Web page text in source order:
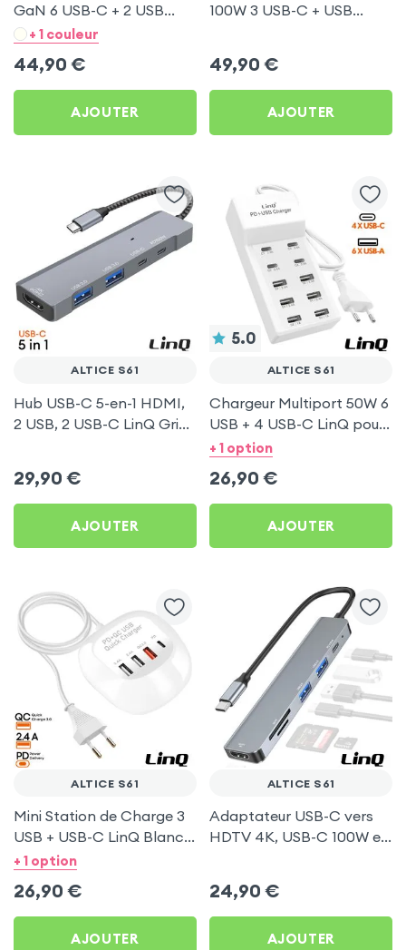
GaN 6 USB-C + 2 USB
Noir pour Altice S61
+ 1 couleur
44,90 €
AJOUTER
100W 3 USB-C + USB
49,90 €
AJOUTER
ALTICE S61
Hub USB-C 5-en-1 HDMI,
2 USB, 2 USB-C LinQ Gris
29,90 €
AJOUTER
5.0
ALTICE S61
Chargeur Multiport 50W 6
USB + 4 USB-C LinQ pour
Altice S61
+ 1 option
26,90 €
AJOUTER
ALTICE S61
Mini Station de Charge 3
USB + USB-C LinQ Blanc
pour Altice S61
+ 1 option
26,90 €
AJOUTER
ALTICE S61
Adaptateur USB-C vers
HDTV 4K, USB-C 100W et
24,90 €
AJOUTER